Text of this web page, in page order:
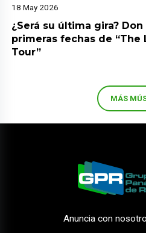
18 May 2026
¿Será su última gira?
primeras fechas de “The
Tour”
MÁS
Anuncia con